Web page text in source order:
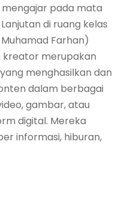
pada mata
di ruang kelas
Muhamad Farhan)
kreator merupakan
menghasilkan dan
dalam berbagai
gambar, atau
digital. Mereka
informasi, hiburan,